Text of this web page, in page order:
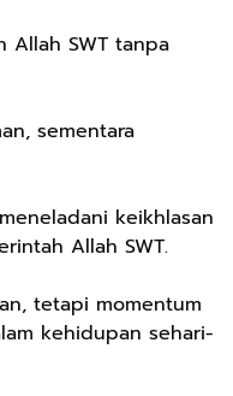
Allah SWT tanpa
sementara
keikhlasan
Allah SWT.
tetapi momentum
kehidupan sehari-
Rp57.428
25CM Kuromi
DAN POCOCO
Boneka Plush
Mainan Hewan
Shopee